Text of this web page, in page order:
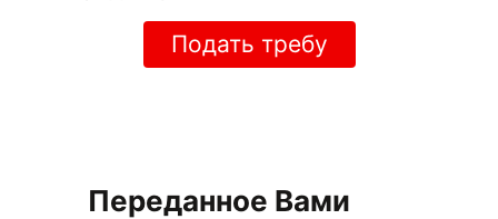
Подать требу
Переданное Вами